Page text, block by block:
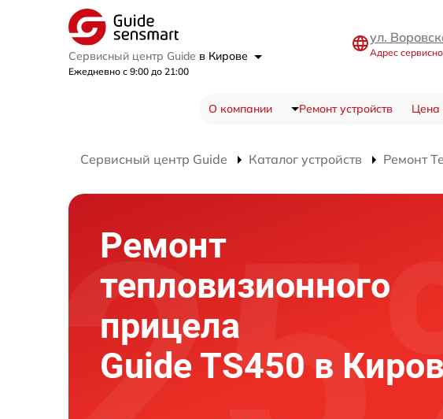
Сервисный центр Guide в Кирове
Ежедневно с 9:00 до 21:00
ул.
Адрес
О компании Ремонт устройств Цена
Сервисный центр Guide Каталог устройств Ремонт
Ремонт
тепловизионного
прицела
Guide TS450 в